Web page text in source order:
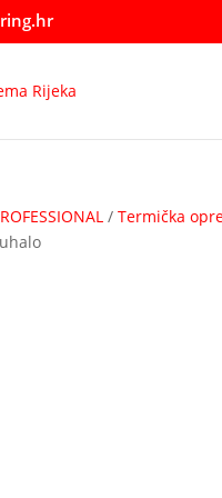
/Termička